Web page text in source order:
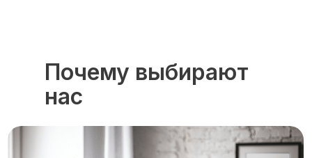
Почему выбирают
нас